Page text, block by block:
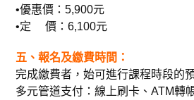
•優惠價：5,900元
•定 價：6,100元
五、報名及繳費時間：
完成繳費者，始可進行課程時段的
多元管道支付：線上刷卡、ATM轉